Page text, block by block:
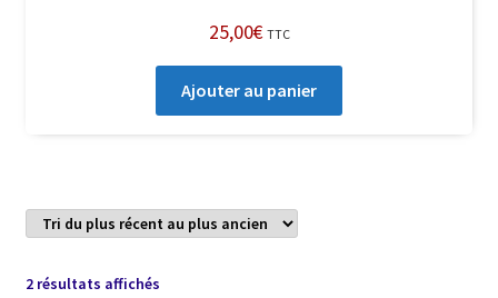
25,00€ TTC
Ajouter au panier
2 résultats affichésTrié